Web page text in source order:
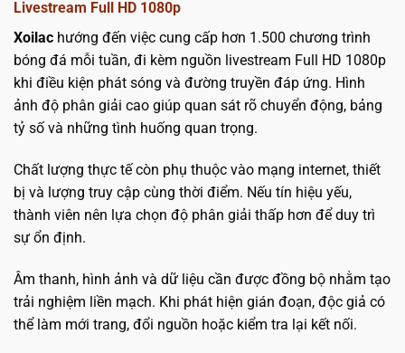
Livestream Full HD 1080p
Xoilac hướng đến việc cung cấp hơn 1.500 chương trình
bóng đá mỗi tuần, đi kèm nguồn livestream Full HD 1080p
khi điều kiện phát sóng và đường truyền đáp ứng. Hình
ảnh độ phân giải cao giúp quan sát rõ chuyển động, bảng
tỷ số và những tình huống quan trọng.
Chất lượng thực tế còn phụ thuộc vào mạng internet, thiết
bị và lượng truy cập cùng thời điểm. Nếu tín hiệu yếu,
thành viên nên lựa chọn độ phân giải thấp hơn để duy trì
sự ổn định.
Âm thanh, hình ảnh và dữ liệu cần được đồng bộ nhằm tạo
trải nghiệm liền mạch. Khi phát hiện gián đoạn, độc giả có
thể làm mới trang, đổi nguồn hoặc kiểm tra lại kết nối.